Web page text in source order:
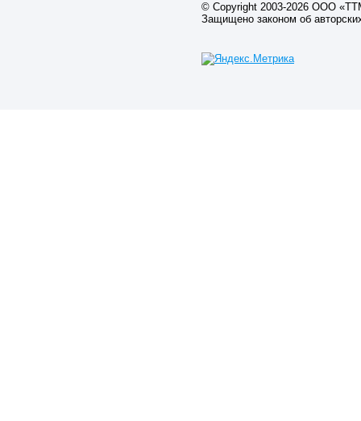
© Copyright 2003-2026 ООО
Защищено законом об